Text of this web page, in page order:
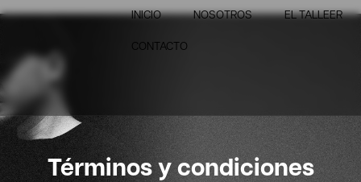
INICIO NOSOTROS EL TALLEER
CONTACTO
Términos y condiciones